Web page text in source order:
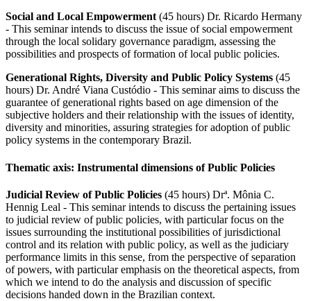
Social and Local Empowerment (45 hours) Dr. Ricardo Hermany
- This seminar intends to discuss the issue of social empowerment
through the local solidary governance paradigm, assessing the
possibilities and prospects of formation of local public policies.
Generational Rights, Diversity and Public Policy Systems (45
hours) Dr. André Viana Custódio - This seminar aims to discuss the
guarantee of generational rights based on age dimension of the
subjective holders and their relationship with the issues of identity,
diversity and minorities, assuring strategies for adoption of public
policy systems in the contemporary Brazil.
Thematic axis: Instrumental dimensions of Public Policies
Judicial Review of Public Policies (45 hours) Drª. Mônia C.
Hennig Leal - This seminar intends to discuss the pertaining issues
to judicial review of public policies, with particular focus on the
issues surrounding the institutional possibilities of jurisdictional
control and its relation with public policy, as well as the judiciary
performance limits in this sense, from the perspective of separation
of powers, with particular emphasis on the theoretical aspects, from
which we intend to do the analysis and discussion of specific
decisions handed down in the Brazilian context.